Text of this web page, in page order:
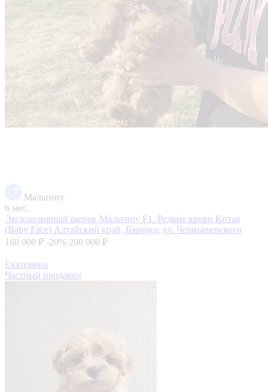
Мальтипу
6 мес.
Эксклюзивный щенок Мальтипу F1. Редкие крови Китая
(Baby Face) Алтайский край, Барнаул, ул. Чернышевского
160 000 ₽ -20% 200 000 ₽
Екатерина
Частный продавец